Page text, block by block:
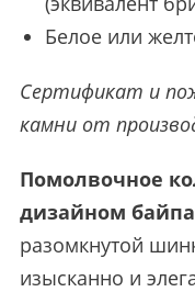
Белое или
Сертификат и
камни от
Помолвочное
дизайном
разомкнутой
изысканно и